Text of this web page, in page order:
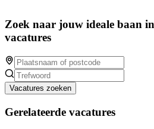
Zoek naar jouw ideale baan
vacatures
Vacatures zoeken
Gerelateerde vacatures